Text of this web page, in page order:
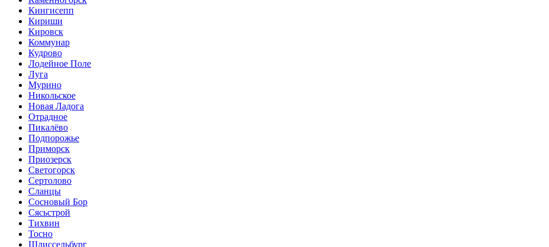
Кингисепп
Кириши
Кировск
Коммунар
Кудрово
Лодейное Поле
Луга
Мурино
Никольское
Новая Ладога
Отрадное
Пикалёво
Подпорожье
Приморск
Приозерск
Светогорск
Сертолово
Сланцы
Сосновый Бор
Сясьстрой
Тихвин
Тосно
Шлиссельбург